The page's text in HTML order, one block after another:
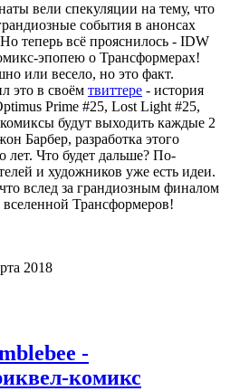
вели спекуляции на тему, что
события в анонсах
теперь всё прояснилось - IDW
эпопею о Трансформерах!
или весело, но это факт.
это в своём твиттере - история
Prime #25, Lost Light #25,
будут выходить каждые 2
Барбер, разработка этого
лет. Что будет дальше? По-
и художников уже есть идеи.
вслед за грандиозным финалом
Трансформеров!
2018
-
комикс